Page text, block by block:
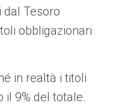
Tesoro
obbligazionari
in realtà i titoli
il 9% del totale.